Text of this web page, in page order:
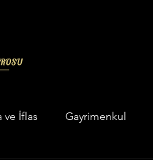
ve İflas Gayrimenkul